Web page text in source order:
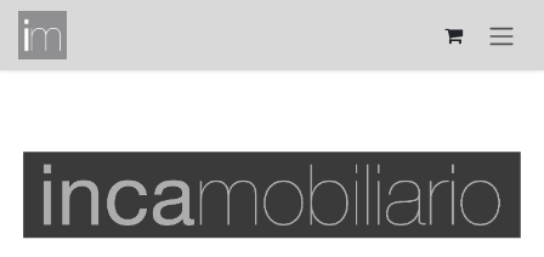
Ir al contenido